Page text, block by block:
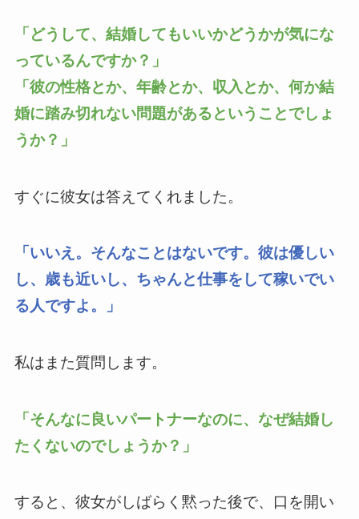
「どうして、結婚してもいいかどうかが気にな
っているんですか？」
「彼の性格とか、年齢とか、収入とか、何か結
婚に踏み切れない問題があるということでしょ
うか？」
すぐに彼女は答えてくれました。
「いいえ。そんなことはないです。彼は優しい
し、歳も近いし、ちゃんと仕事をして稼いでい
る人ですよ。」
私はまた質問します。
「そんなに良いパートナーなのに、なぜ結婚し
たくないのでしょうか？」
すると、彼女がしばらく黙った後で、口を開い